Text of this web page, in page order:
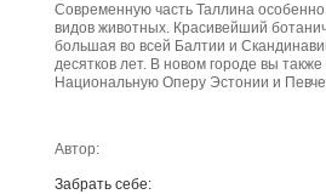
Современную часть Таллина
видов животных. Красивейший
большая во всей Балтии и
десятков лет. В новом городе вы
Национальную Оперу Эстонии и
Автор:
Забрать себе: